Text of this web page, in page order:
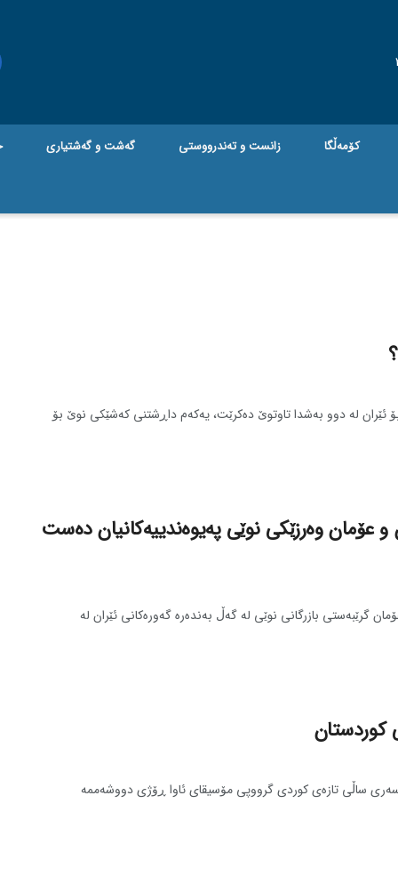
کۆمەڵگا زانست و تەندرووستی گه‌شت و گه‌شتیاری
ئێران له‌ دوو به‌شدا تاوتوێ ده‌کرێت، یه‌که‌م داڕشتنی که‌شێکی نوێ بۆ
و عۆمان وه‌رزێکی نوێی په‌یوه‌ندییه‌کانیان ده‌ست
گرێبه‌ستی بازرگانی نوێی له‌ گه‌ڵ به‌نده‌ره‌ گه‌وره‌کانی ئێران له‌
کوردستان
ساڵی تازه‌ی کوردی گرووپی مۆسیقای ئاوا ڕۆژی دووشه‌ممه‌